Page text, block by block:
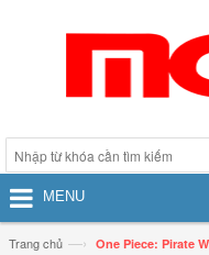
MENU
Trang chủ —› One Piece: Pirate